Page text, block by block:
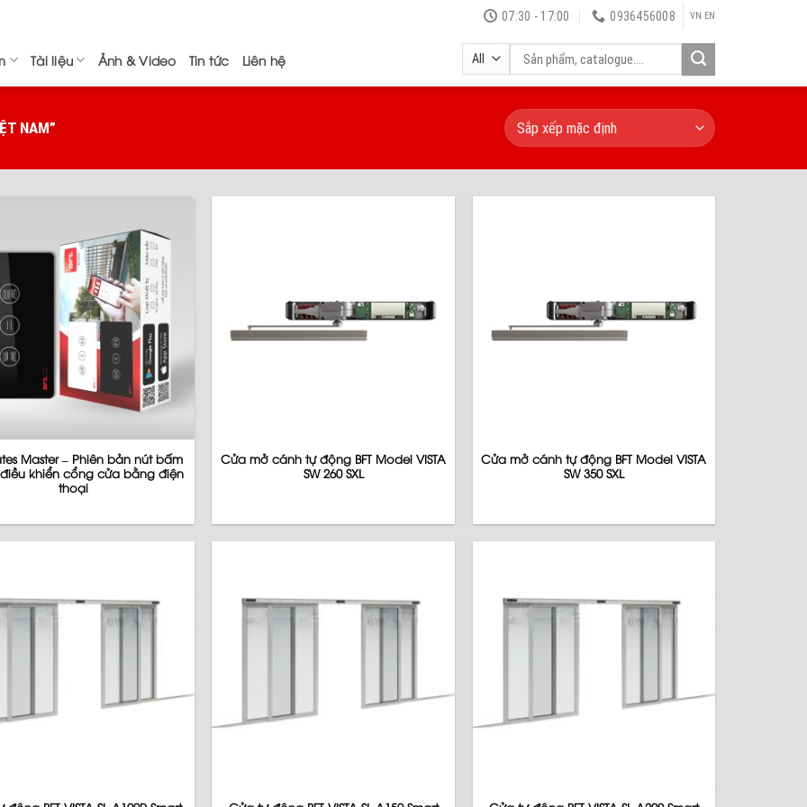
07:30 - 17:00 0936456008 VN EN
Tài liệu Ảnh & Video Tin tức Liên hệ
NAM”
Master – Phiên bản nút bấm
khiển cổng cửa bằng điện
thoại
Cửa mở cánh tự động BFT Model VISTA
SW 260 SXL
Cửa mở cánh tự động BFT Model VISTA
SW 350 SXL